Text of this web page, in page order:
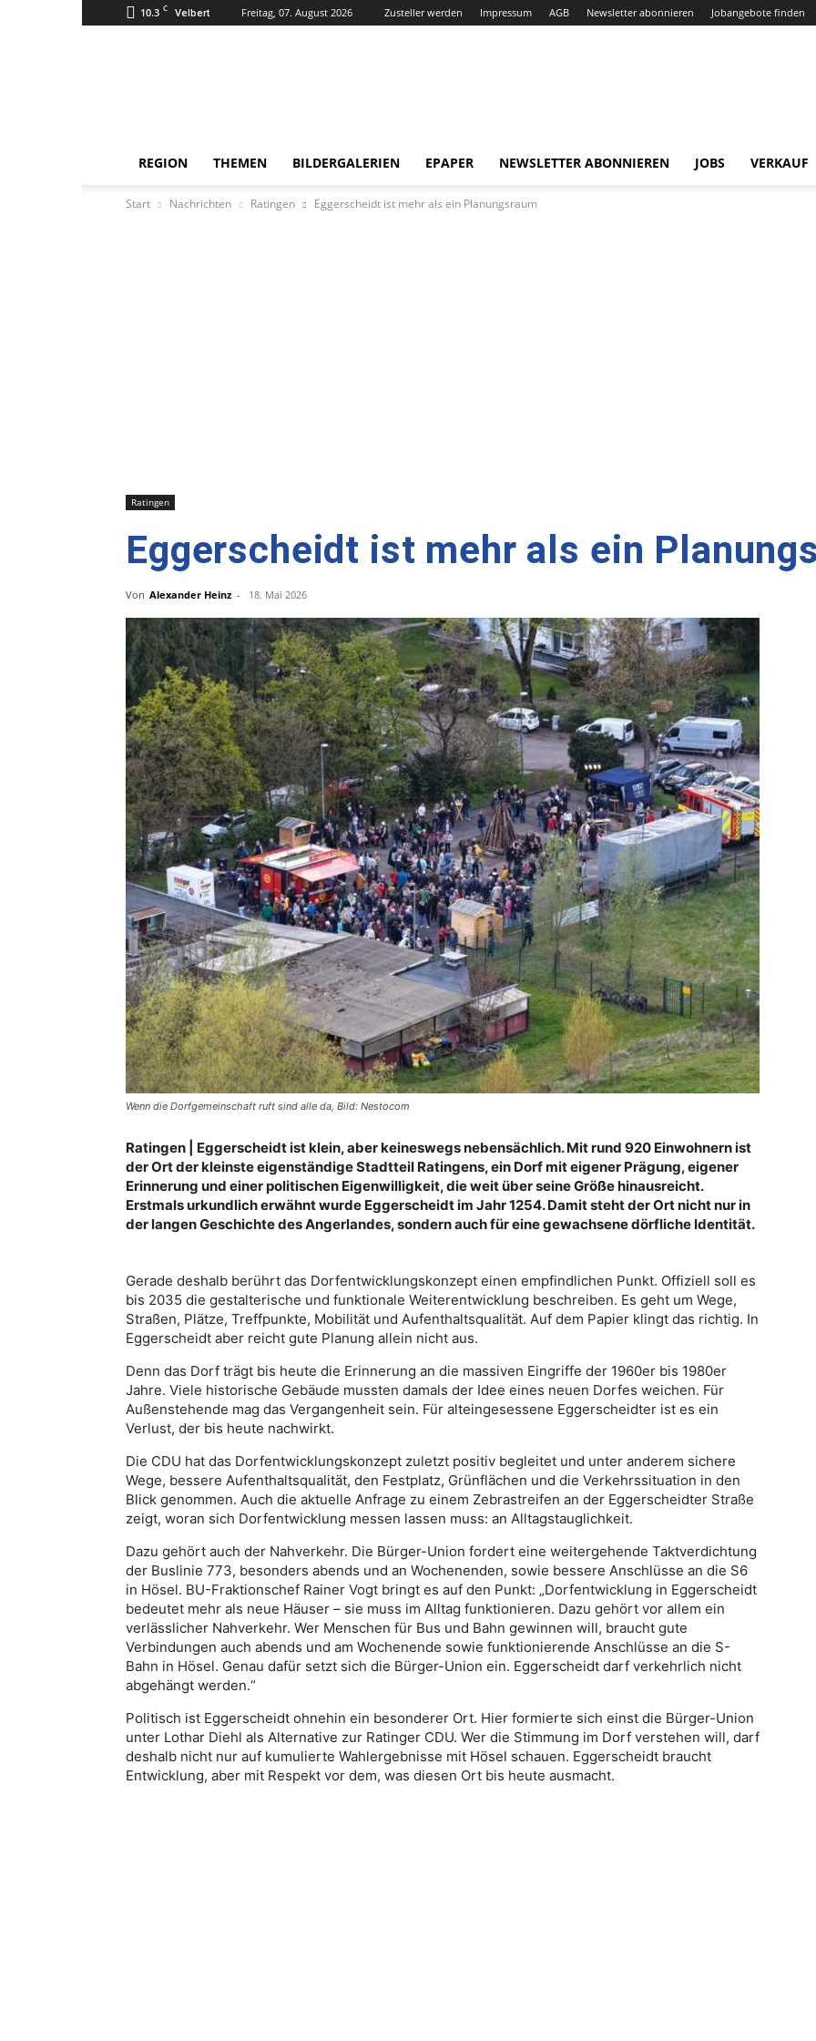
10.3 C Velbert Freitag, 07. August 2026 Zusteller werden Impressum AGB Newsletter abonnieren Jobangebote finden
REGION THEMEN BILDERGALERIEN EPAPER NEWSLETTER ABONNIEREN JOBS VERKAUF
Start Nachrichten Ratingen Eggerscheidt ist mehr als ein Planungsraum
Ratingen
Eggerscheidt ist mehr als ein
Von Alexander Heinz - 18. Mai 2026
Wenn die Dorfgemeinschaft ruft sind alle da, Bild: Nestocom
Ratingen | Eggerscheidt ist klein, aber keineswegs nebensächlich. Mit rund 920 Einwohnern ist
der Ort der kleinste eigenständige Stadtteil Ratingens, ein Dorf mit eigener Prägung, eigener
Erinnerung und einer politischen Eigenwilligkeit, die weit über seine Größe hinausreicht.
Erstmals urkundlich erwähnt wurde Eggerscheidt im Jahr 1254. Damit steht der Ort nicht nur in
der langen Geschichte des Angerlandes, sondern auch für eine gewachsene dörfliche Identität.
Gerade deshalb berührt das Dorfentwicklungskonzept einen empfindlichen Punkt. Offiziell soll es
bis 2035 die gestalterische und funktionale Weiterentwicklung beschreiben. Es geht um Wege,
Straßen, Plätze, Treffpunkte, Mobilität und Aufenthaltsqualität. Auf dem Papier klingt das richtig. In
Eggerscheidt aber reicht gute Planung allein nicht aus.
Denn das Dorf trägt bis heute die Erinnerung an die massiven Eingriffe der 1960er bis 1980er
Jahre. Viele historische Gebäude mussten damals der Idee eines neuen Dorfes weichen. Für
Außenstehende mag das Vergangenheit sein. Für alteingesessene Eggerscheidter ist es ein
Verlust, der bis heute nachwirkt.
Die CDU hat das Dorfentwicklungskonzept zuletzt positiv begleitet und unter anderem sichere
Wege, bessere Aufenthaltsqualität, den Festplatz, Grünflächen und die Verkehrssituation in den
Blick genommen. Auch die aktuelle Anfrage zu einem Zebrastreifen an der Eggerscheidter Straße
zeigt, woran sich Dorfentwicklung messen lassen muss: an Alltagstauglichkeit.
Dazu gehört auch der Nahverkehr. Die Bürger-Union fordert eine weitergehende Taktverdichtung
der Buslinie 773, besonders abends und an Wochenenden, sowie bessere Anschlüsse an die S6
in Hösel. BU-Fraktionschef Rainer Vogt bringt es auf den Punkt: „Dorfentwicklung in Eggerscheidt
bedeutet mehr als neue Häuser – sie muss im Alltag funktionieren. Dazu gehört vor allem ein
verlässlicher Nahverkehr. Wer Menschen für Bus und Bahn gewinnen will, braucht gute
Verbindungen auch abends und am Wochenende sowie funktionierende Anschlüsse an die S-
Bahn in Hösel. Genau dafür setzt sich die Bürger-Union ein. Eggerscheidt darf verkehrlich nicht
abgehängt werden.“
Politisch ist Eggerscheidt ohnehin ein besonderer Ort. Hier formierte sich einst die Bürger-Union
unter Lothar Diehl als Alternative zur Ratinger CDU. Wer die Stimmung im Dorf verstehen will, darf
deshalb nicht nur auf kumulierte Wahlergebnisse mit Hösel schauen. Eggerscheidt braucht
Entwicklung, aber mit Respekt vor dem, was diesen Ort bis heute ausmacht.